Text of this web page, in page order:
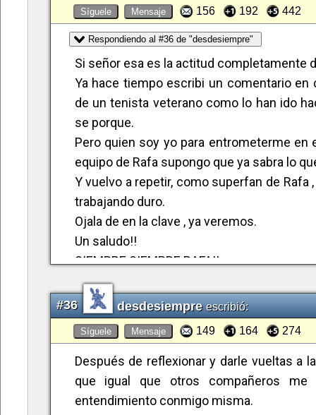
Síguele Mensaje 156 192 442
Respondiendo al #36 de "desdesiempre"
Si señor esa es la actitud completamente
Ya hace tiempo escribi un comentario
de un tenista veterano como lo han ido
se porque.
Pero quien soy yo para entrometerme
equipo de Rafa supongo que ya sabra lo
Y vuelvo a repetir, como superfan de
trabajando duro.
Ojala de en la clave , ya veremos.
Un saludo!!
SIEMPRE SIEMPRE RAFA!!
#36 desdesiempreescribió:
Síguele Mensaje 149 164 274
Después de reflexionar y darle vueltas a
que igual que otros compañeros
entendimiento conmigo misma.